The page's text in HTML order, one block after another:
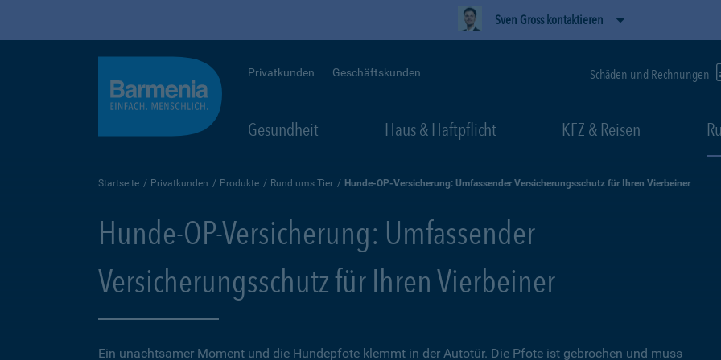
Sven Gross kontaktieren
Privatkunden Geschäftskunden Schäden und Rechnungen
Gesundheit Haus & Haftpflicht KFZ & Reisen
Startseite Privatkunden Produkte Rund ums Tier Hunde-OP-Versicherung: Umfassender Versicherungsschutz für Ihren Vierbeiner
Hunde-OP-Versicherung: Umfassender
Versicherungsschutz für Ihren Vierbeiner
Ein unachtsamer Moment und die Hundepfote klemmt in der Autotür. Die Pfote ist gebrochen und muss